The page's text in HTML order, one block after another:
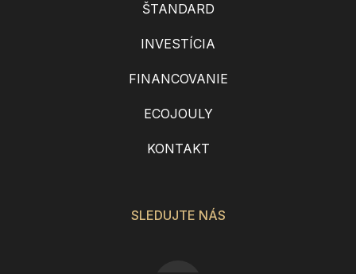
ŠTANDARD
INVESTÍCIA
FINANCOVANIE
ECOJOULY
KONTAKT
SLEDUJTE NÁS